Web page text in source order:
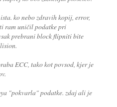
ko nebo zdravih kopij, error,
ram uničil podatke pri
prebrani block flipniti bite
ECC, tako kot povsod, kjer je
"pokvarla" podatke. zdaj ali je